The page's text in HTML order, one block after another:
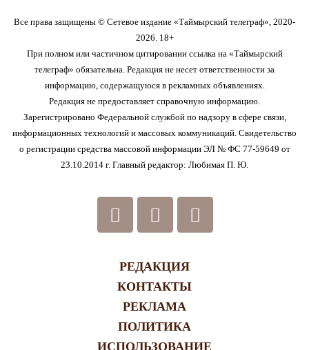
Все права защищены © Сетевое издание «Таймырский телеграф», 2020-
2026. 18+
При полном или частичном цитировании ссылка на «Таймырский
телеграф» обязательна. Редакция не несет ответственности за
информацию, содержащуюся в рекламных объявлениях.
Редакция не предоставляет справочную информацию.
Зарегистрировано Федеральной службой по надзору в сфере связи,
информационных технологий и массовых коммуникаций. Свидетельство
о регистрации средства массовой информации ЭЛ № ФС 77-59649 от
23.10.2014 г. Главный редактор: Любимая П. Ю.
РЕДАКЦИЯ
КОНТАКТЫ
РЕКЛАМА
ПОЛИТИКА
ИСПОЛЬЗОВАНИЕ